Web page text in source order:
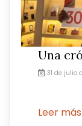
Una
31 de julio
Leer más